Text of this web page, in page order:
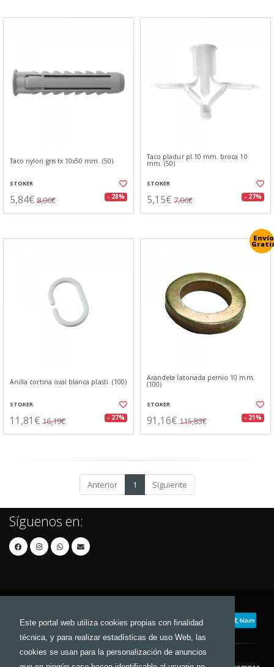
Este portal web utiliza cookies propias con finalidad
técnica, y para realizar estadísticas de uso Web, las
cookies se usan para la personalización de anuncios
Taco nylon gris tx 10x50 mm. (50)
STOKER
5,84€ 8,06€ - 28%
Taco pladur pl.10 mm. broca 10
mm. (50)
STOKER
5,15€ 7,06€ - 27%
Anilla cortina oval blanca plasti. (100)
STOKER
11,81€ 16,19€ - 27%
Envío
Arandela latonada pernio 10 mm.
(100)
STOKER
91,16€ 115,83€ - 21%
Anterior 1 Siguiente
Síguenos en: